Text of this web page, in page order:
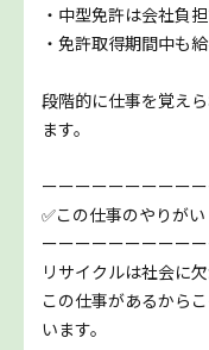
・中型免許は会社負
・免許取得期間中も
段階的に仕事を覚え
ます。
ーーーーーーーーー
✅この仕事のやりがい
ーーーーーーーーー
リサイクルは社会に
この仕事があるから
います。